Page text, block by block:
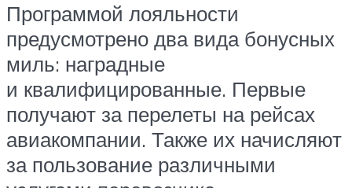
Программой лояльности
предусмотрено два вида бонусных
миль: наградные
и квалифицированные. Первые
получают за перелеты на рейсах
авиакомпании. Также их начисляют
за пользование различными